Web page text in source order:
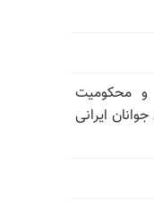
و محکومیت
ایرانی